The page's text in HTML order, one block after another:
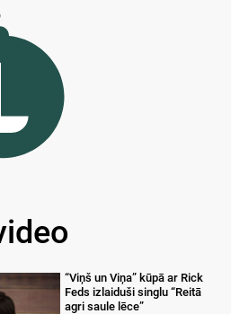
“Viņš un Viņa” kūpā ar Rick
Feds izlaiduši singlu “Reitā
agri saule lēce”